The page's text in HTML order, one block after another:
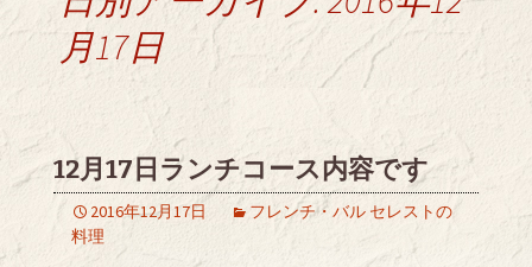
月17日
12月17日ランチコース内容です
2016年12月17日
フレンチ・バル セレストの
料理